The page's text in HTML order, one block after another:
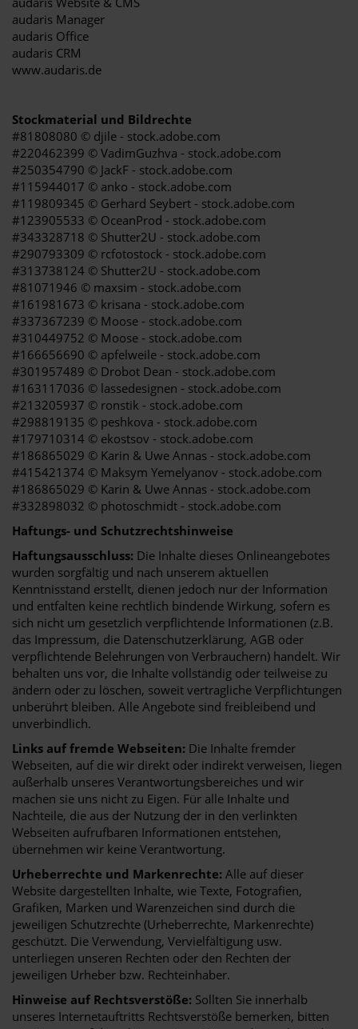
audaris Manager
audaris Office
audaris CRM
www.audaris.de
Stockmaterial und Bildrechte
#81808080 © djile - stock.adobe.com
#220462399 © VadimGuzhva - stock.adobe.com
#250354790 © JackF - stock.adobe.com
#115944017 © anko - stock.adobe.com
#119809345 © Gerhard Seybert - stock.adobe.com
#123905533 © OceanProd - stock.adobe.com
#343328718 © Shutter2U - stock.adobe.com
#290793309 © rcfotostock - stock.adobe.com
#313738124 © Shutter2U - stock.adobe.com
#81071946 © maxsim - stock.adobe.com
#161981673 © krisana - stock.adobe.com
#337367239 © Moose - stock.adobe.com
#310449752 © Moose - stock.adobe.com
#166656690 © apfelweile - stock.adobe.com
#301957489 © Drobot Dean - stock.adobe.com
#163117036 © lassedesignen - stock.adobe.com
#213205937 © ronstik - stock.adobe.com
#298819135 © peshkova - stock.adobe.com
#179710314 © ekostsov - stock.adobe.com
#186865029 © Karin & Uwe Annas - stock.adobe.com
#415421374 © Maksym Yemelyanov - stock.adobe.com
#186865029 © Karin & Uwe Annas - stock.adobe.com
#332898032 © photoschmidt - stock.adobe.com
Haftungs- und Schutzrechtshinweise
Haftungsausschluss: Die Inhalte dieses Onlineangebotes
wurden sorgfältig und nach unserem aktuellen
Kenntnisstand erstellt, dienen jedoch nur der Information
und entfalten keine rechtlich bindende Wirkung, sofern es
sich nicht um gesetzlich verpflichtende Informationen (z.B.
das Impressum, die Datenschutzerklärung, AGB oder
verpflichtende Belehrungen von Verbrauchern) handelt. Wir
behalten uns vor, die Inhalte vollständig oder teilweise zu
ändern oder zu löschen, soweit vertragliche Verpflichtungen
unberührt bleiben. Alle Angebote sind freibleibend und
unverbindlich.
Links auf fremde Webseiten: Die Inhalte fremder
Webseiten, auf die wir direkt oder indirekt verweisen, liegen
außerhalb unseres Verantwortungsbereiches und wir
machen sie uns nicht zu Eigen. Für alle Inhalte und
Nachteile, die aus der Nutzung der in den verlinkten
Webseiten aufrufbaren Informationen entstehen,
übernehmen wir keine Verantwortung.
Urheberrechte und Markenrechte: Alle auf dieser
Website dargestellten Inhalte, wie Texte, Fotografien,
Grafiken, Marken und Warenzeichen sind durch die
jeweiligen Schutzrechte (Urheberrechte, Markenrechte)
geschützt. Die Verwendung, Vervielfältigung usw.
unterliegen unseren Rechten oder den Rechten der
jeweiligen Urheber bzw. Rechteinhaber.
Hinweise auf Rechtsverstöße: Sollten Sie innerhalb
unseres Internetauftritts Rechtsverstöße bemerken, bitten